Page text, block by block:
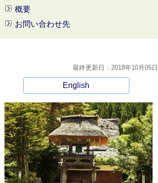
概要
お問い合わせ先
最終更新日：2018年10月05日
English